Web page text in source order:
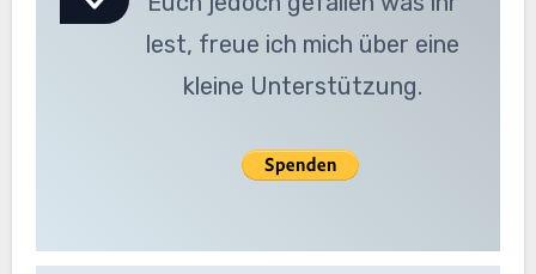
lest, freue ich mich über eine
kleine Unterstützung.